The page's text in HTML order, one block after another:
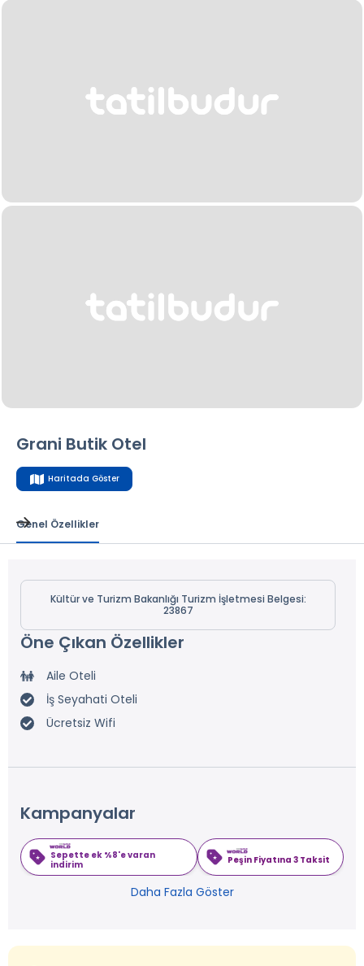
Grani Butik Otel
Haritada Göster
Genel Özellikler
Kültür ve Turizm Bakanlığı Turizm İşletmesi Belgesi:
23867
Öne Çıkan Özellikler
Aile Oteli
İş Seyahati Oteli
Ücretsiz Wifi
Kampanyalar
Sepette ek %8'e varan
indirim
Peşin Fiyatına 3 Taksit
Daha Fazla Göster